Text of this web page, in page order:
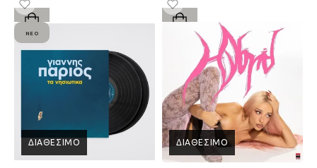
ΔΙΑΘΈΣΙΜΟ
ΝΈΟ
ΔΙΑΘΈΣΙΜΟ